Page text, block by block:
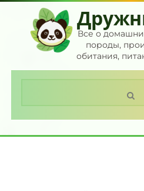
Перейти
контенту
Все о
породы,
обитания,